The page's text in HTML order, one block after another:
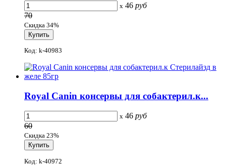
x 46 руб
70
Скидка 34%
Код: k-40983
Royal Canin консервы для собактерил.к...
x 46 руб
60
Скидка 23%
Код: k-40972